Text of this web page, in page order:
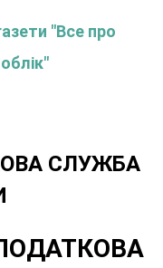
"Все про
СЛУЖБА